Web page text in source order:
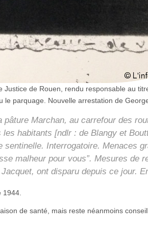
de Rouen, rendu responsable au
le parquage. Nouvelle arrestation de
Marchan, au carrefour des
habitants [ndlr : de Blangy et
sentinelle. Interrogatoire. Menaces
malheur pour vous”. Mesures de
ont disparu depuis ce jour.
de santé, mais reste néanmoins